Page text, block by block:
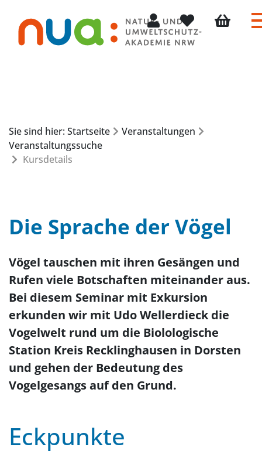
Mein KontoMerkliste
Sie sind hier: Startseite
Veranstaltungen
Veranstaltungssuche
Kursdetails
Die Sprache der Vögel
Vögel tauschen mit ihren Gesängen und
Rufen viele Botschaften miteinander aus.
Bei diesem Seminar mit Exkursion
erkunden wir mit Udo Wellerdieck die
Vogelwelt rund um die Biolologische
Station Kreis Recklinghausen in Dorsten
und gehen der Bedeutung des
Vogelgesangs auf den Grund.
Eckpunkte